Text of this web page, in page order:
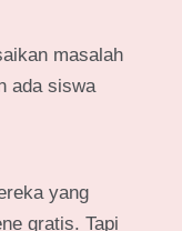
masalah
ada siswa
yang
gratis. Tapi